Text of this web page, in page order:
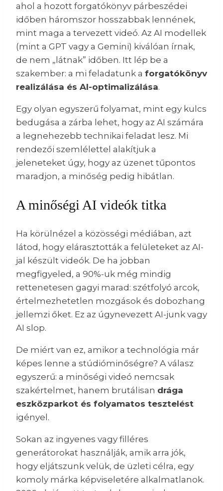
ahol a hozott forgatókönyv párbeszédei
időben háromszor hosszabbak lennének,
mint maga a tervezett videó. Az AI modellek
(mint a GPT vagy a Gemini) kiválóan írnak,
de nem „látnak” időben. Itt lép be a
szakember: a mi feladatunk a forgatókönyv
realizálása és AI-optimalizálása.
Egy olyan egyszerű folyamat, mint egy kulcs
bedugása a zárba lehet, hogy az AI számára
a legnehezebb technikai feladat lesz. Mi
rendezői szemlélettel alakítjuk a
jeleneteket úgy, hogy az üzenet tűpontos
maradjon, a minőség pedig hibátlan.
A minőségi AI videók titka
Ha körülnézel a közösségi médiában, azt
látod, hogy elárasztották a felületeket az AI-
jal készült videók. De ha jobban
megfigyeled, a 90%-uk még mindig
rettenetesen gagyi marad: szétfolyó arcok,
értelmezhetetlen mozgások és dobozhang
jellemzi őket. Ez az úgynevezett AI-junk vagy
AI slop.
De miért van ez, amikor a technológia már
képes lenne a stúdióminőségre? A válasz
egyszerű: a minőségi videó nemcsak
szakértelmet, hanem brutálisan drága
eszközparkot és folyamatos tesztelést
igényel.
Sokan az ingyenes vagy filléres
generátorokat használják, amik arra jók,
hogy eljátszunk velük, de üzleti célra, egy
komoly márka képviseletére alkalmatlanok.